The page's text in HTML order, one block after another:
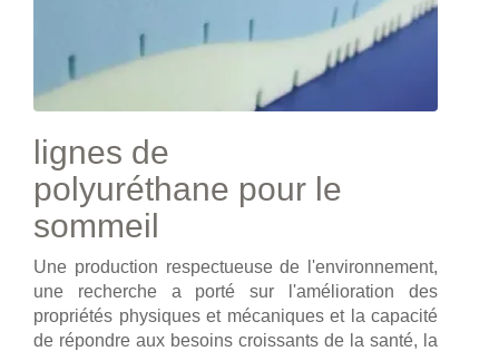
lignes de
polyuréthane pour le
sommeil
Une production respectueuse de l'environnement,
une recherche a porté sur l'amélioration des
propriétés physiques et mécaniques et la capacité
de répondre aux besoins croissants de la santé, la